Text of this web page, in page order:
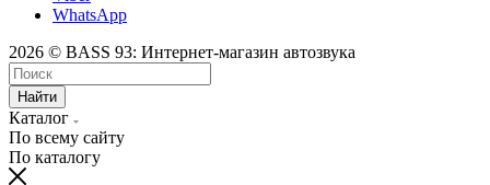
WhatsApp
2026 © BASS 93: Интернет-магазин автозвука
Найти
Каталог
По всему сайту
По каталогу